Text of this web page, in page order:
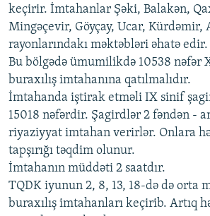
XƏBƏR BÜLLETENLƏRIMIZ
keçirir. İmtahanlar Şəki, Balakən,
Mingəçevir, Göyçay, Ucar, Kürdəmir,
rayonlarındakı məktəbləri əhatə edir.
Bu bölgədə ümumilikdə 10538 nəfər
buraxılış imtahanına qatılmalıdır.
İmtahanda iştirak etməli IX sinif
15018 nəfərdir. Şagirdlər 2 fəndən -
riyaziyyat imtahan verirlər. Onlara
tapşırığı təqdim olunur.
İmtahanın müddəti 2 saatdır.
TQDK iyunun 2, 8, 13, 18-də də orta
buraxılış imtahanları keçirib. Artıq